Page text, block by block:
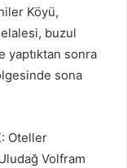
Köyü,
buzul
yaptıktan sonra
sona
Oteller
Volfram